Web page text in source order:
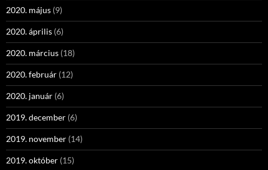
2020. május (9)
2020. április (6)
2020. március (18)
2020. február (12)
2020. január (6)
2019. december (6)
2019. november (14)
2019. október (15)